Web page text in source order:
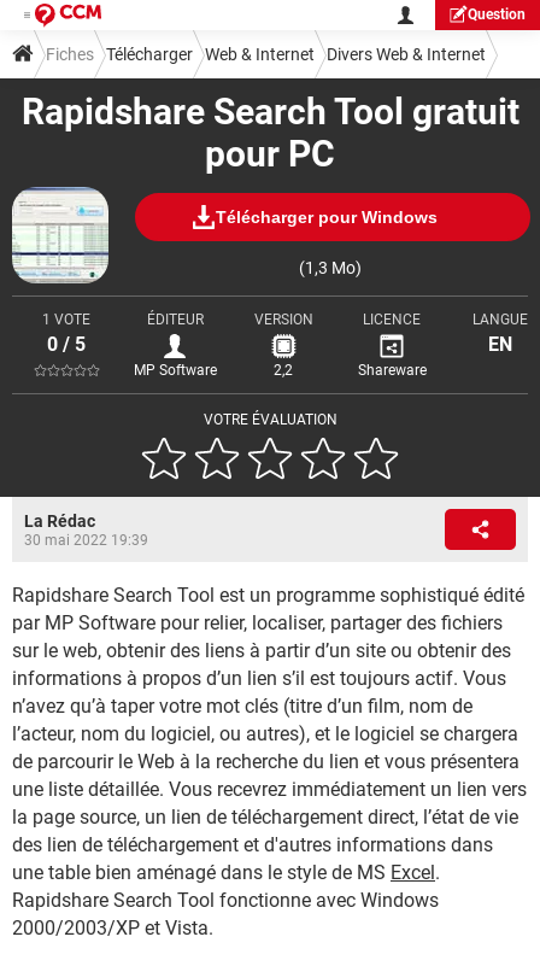
Question
Rapidshare Search Tool gratuit
pour PC
Télécharger pour Windows
(1,3 Mo)
VOTRE ÉVALUATION
1 VOTE
0 / 5
ÉDITEUR
MP Software
VERSION
2,2
LICENCE
Shareware
LANGUE
EN
Fiches Télécharger Web & Internet Divers Web & Internet
La Rédac
30 mai 2022 19:39
Rapidshare Search Tool est un programme sophistiqué édité
par MP Software pour relier, localiser, partager des fichiers
sur le web, obtenir des liens à partir d’un site ou obtenir des
informations à propos d’un lien s’il est toujours actif. Vous
n’avez qu’à taper votre mot clés (titre d’un film, nom de
l’acteur, nom du logiciel, ou autres), et le logiciel se chargera
de parcourir le Web à la recherche du lien et vous présentera
une liste détaillée. Vous recevrez immédiatement un lien vers
la page source, un lien de téléchargement direct, l’état de vie
des lien de téléchargement et d'autres informations dans
une table bien aménagé dans le style de MS Excel.
Rapidshare Search Tool fonctionne avec Windows
2000/2003/XP et Vista.